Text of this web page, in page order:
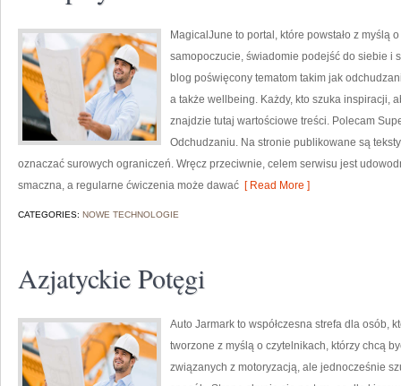
MagicalJune to portal, które powstało z myślą
samopoczucie, świadomie podejść do siebie i
blog poświęcony tematom takim jak
a także wellbeing. Każdy, kto szuka inspiracji,
znajdzie tutaj wartościowe treści. Polecam
Odchudzaniu. Na stronie publikowane są
oznaczać surowych ograniczeń. Wręcz przeciwnie, celem serwisu jest
smaczna, a regularne ćwiczenia może dawać [ Read More ]
CATEGORIES: NOWE TECHNOLOGIE
Azjatyckie Potęgi
Auto Jarmark to współczesna strefa dla osób,
tworzone z myślą o czytelnikach, którzy chcą
związanych z motoryzacją, ale jednocześnie